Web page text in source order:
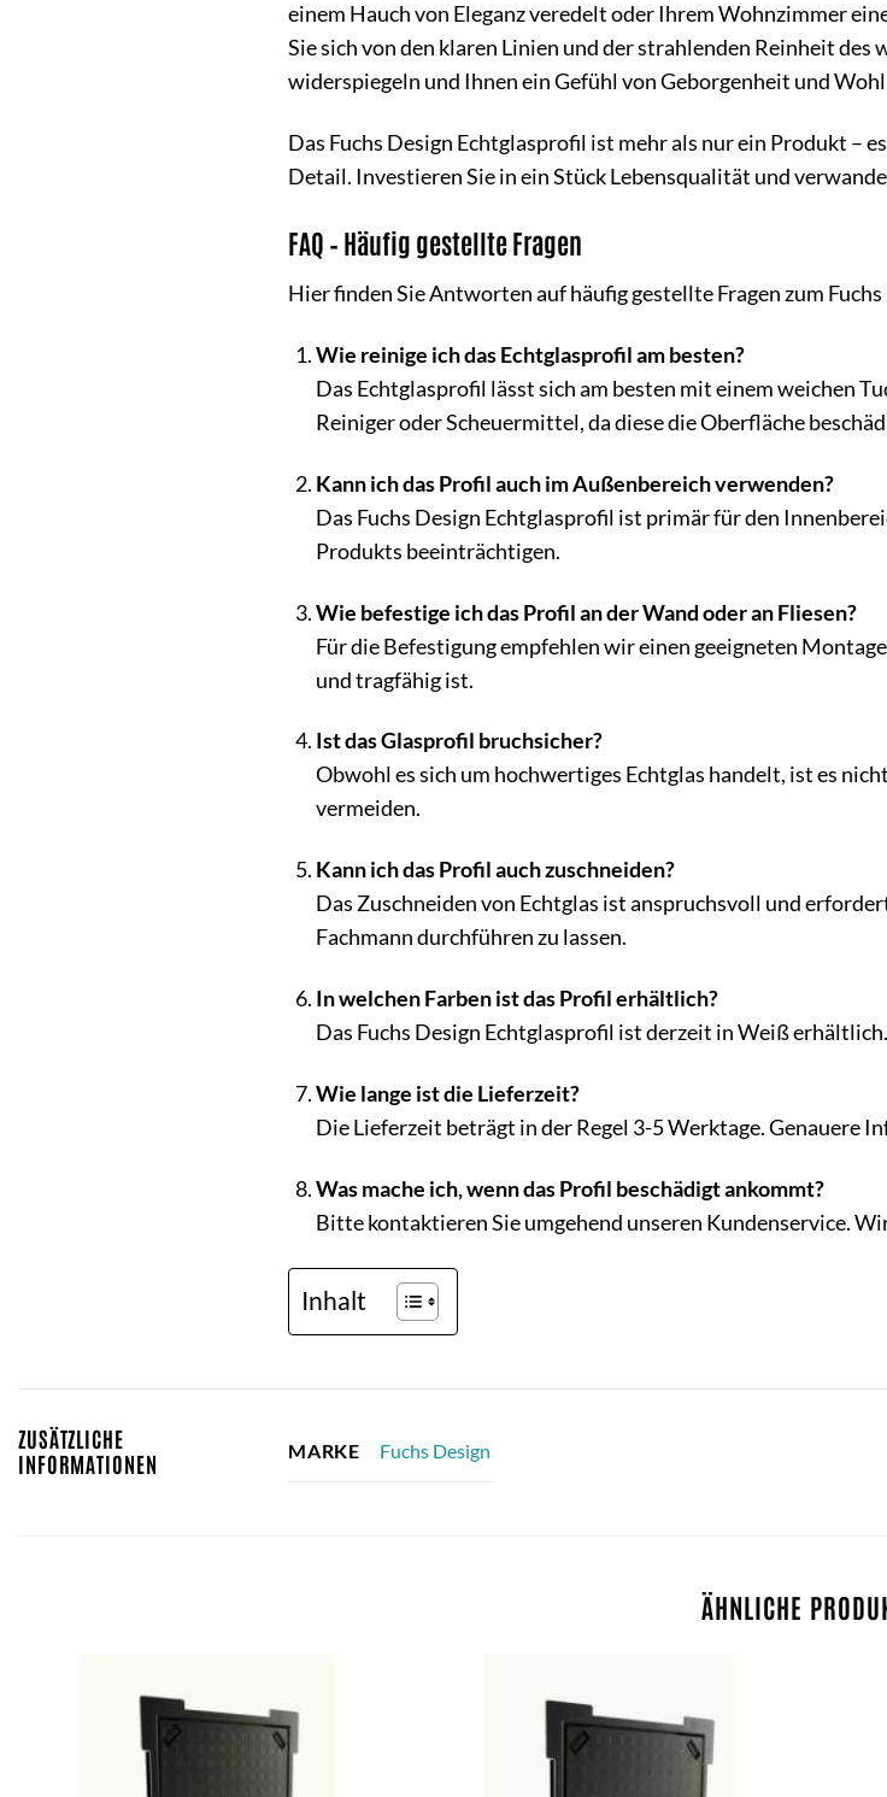
einem Hauch von Eleganz veredelt oder Ihrem Wohnzimmer
Sie sich von den klaren Linien und der strahlenden Reinheit
widerspiegeln und Ihnen ein Gefühl von Geborgenheit und
Das Fuchs Design Echtglasprofil ist mehr als nur ein Produkt –
Detail. Investieren Sie in ein Stück Lebensqualität und
FAQ – Häufig gestellte Fragen
Hier finden Sie Antworten auf häufig gestellte Fragen zum
Wie reinige ich das Echtglasprofil am besten?
Das Echtglasprofil lässt sich am besten mit einem weichen
Reiniger oder Scheuermittel, da diese die Oberfläche
Kann ich das Profil auch im Außenbereich verwenden?
Das Fuchs Design Echtglasprofil ist primär für den
Produkts beeinträchtigen.
Wie befestige ich das Profil an der Wand oder an Fliesen?
Für die Befestigung empfehlen wir einen geeigneten
und tragfähig ist.
Ist das Glasprofil bruchsicher?
Obwohl es sich um hochwertiges Echtglas handelt, ist es
vermeiden.
Kann ich das Profil auch zuschneiden?
Das Zuschneiden von Echtglas ist anspruchsvoll und
Fachmann durchführen zu lassen.
In welchen Farben ist das Profil erhältlich?
Das Fuchs Design Echtglasprofil ist derzeit in Weiß erhältlich.
Wie lange ist die Lieferzeit?
Die Lieferzeit beträgt in der Regel 3-5 Werktage. Genauere
Was mache ich, wenn das Profil beschädigt ankommt?
Bitte kontaktieren Sie umgehend unseren Kundenservice.
Inhalt
ZUSÄTZLICHE
INFORMATIONEN
MARKE Fuchs Design
ÄHNLICHE